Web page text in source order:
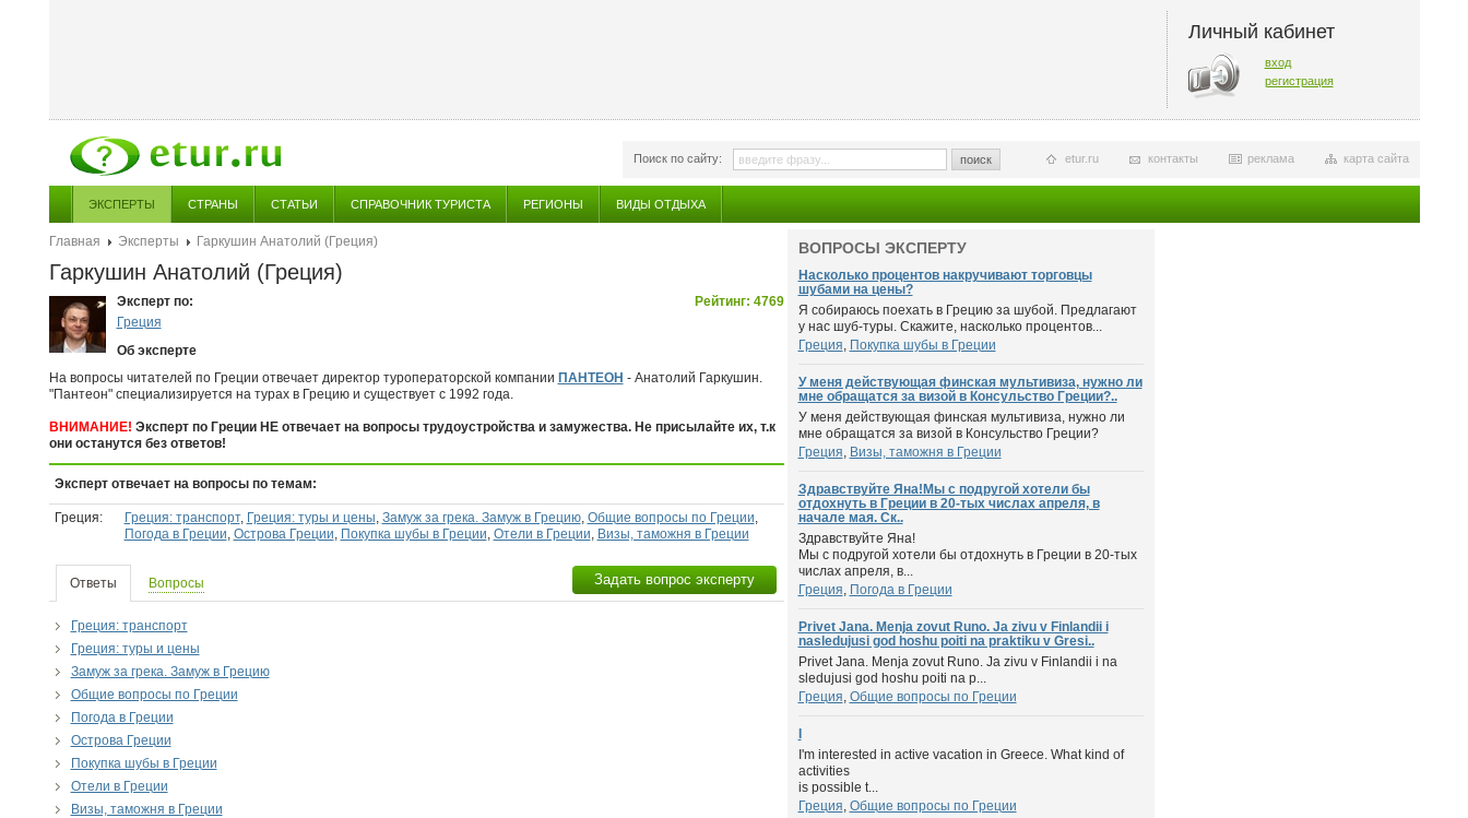
Личный кабинет
вход
регистрация
Поиск по сайту: поиск карта сайта
реклама
контакты
etur.ru
ЭКСПЕРТЫ СТРАНЫ СТАТЬИ СПРАВОЧНИК ТУРИСТА РЕГИОНЫ ВИДЫ ОТДЫХА
Главная Эксперты Гаркушин Анатолий (Греция)
Гаркушин Анатолий (Греция)
Рейтинг: 4769
Эксперт по:
Греция
Об эксперте
На вопросы читателей по Греции отвечает директор туроператорcкой компании ПАНТЕОН - Анатолий Гаркушин.
"Пантеон" специализируется на турах в Грецию и существует с 1992 года.
ВНИМАНИЕ! Эксперт по Греции НЕ отвечает на вопросы трудоустройства и замужества. Не присылайте их, т.к
они останутся без ответов!
Эксперт отвечает на вопросы по темам:
Греция: Греция: транспорт, Греция: туры и цены, Замуж за грека. Замуж в Грецию, Общие вопросы по Греции,
Погода в Греции, Острова Греции, Покупка шубы в Греции, Отели в Греции, Визы, таможня в Греции
Ответы Вопросы Задать вопрос эксперту
Греция: транспорт
Греция: туры и цены
Замуж за грека. Замуж в Грецию
Общие вопросы по Греции
Погода в Греции
Острова Греции
Покупка шубы в Греции
Отели в Греции
Визы, таможня в Греции
ВОПРОСЫ ЭКСПЕРТУ
Насколько процентов накручивают торговцы
шубами на цены?
Я собираюсь поехать в Грецию за шубой. Предлагают
у нас шуб-туры. Скажите, насколько процентов...
Греция, Покупка шубы в Греции
У меня действующая финская мультивиза, нужно ли
мне обращатся за визой в Консульство Греции?..
У меня действующая финская мультивиза, нужно ли
мне обращатся за визой в Консульство Греции?
Греция, Визы, таможня в Греции
Здравствуйте Яна!Мы с подругой хотели бы
отдохнуть в Греции в 20-тых числах апреля, в
начале мая. Ск..
Здравствуйте Яна!
Мы с подругой хотели бы отдохнуть в Греции в 20-тых
числах апреля, в...
Греция, Погода в Греции
Privet Jana. Menja zovut Runo. Ja zivu v Finlandii i
nasledujusi god hoshu poiti na praktiku v Gresi..
Privet Jana. Menja zovut Runo. Ja zivu v Finlandii i na
sledujusi god hoshu poiti na p...
Греция, Общие вопросы по Греции
I'm interested in active vacation in Greece. What kind of
activities
is possible t...
Греция, Общие вопросы по Греции